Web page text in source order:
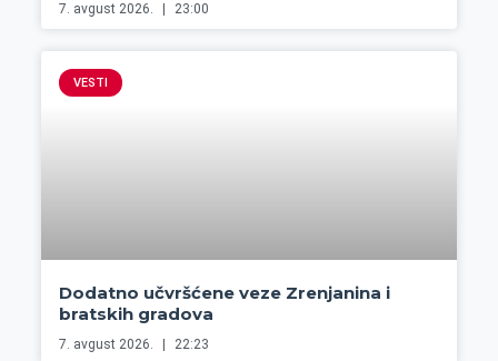
7. avgust 2026. 23:00
VESTI
Dodatno učvršćene veze Zrenjanina i
bratskih gradova
7. avgust 2026. 22:23